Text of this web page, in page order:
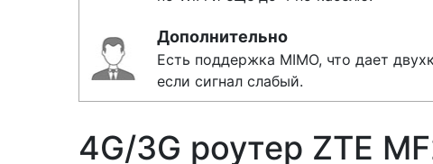
Дополнительно
Есть поддержка MIMO, что дает
если сигнал слабый.
4G/3G роутер ZTE